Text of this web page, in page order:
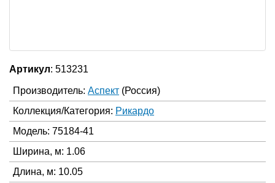
Артикул: 513231
Производитель: Аспект (Россия)
Коллекция/Категория: Рикардо
Модель: 75184-41
Ширина, м: 1.06
Длина, м: 10.05